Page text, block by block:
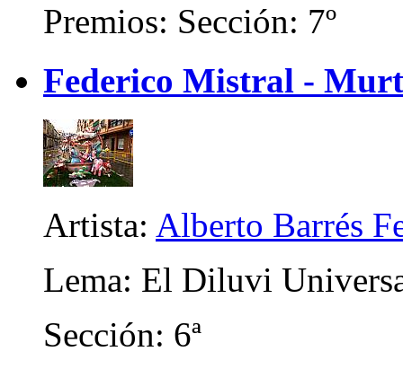
Premios: Sección: 7º
Federico Mistral -
Artista: Alberto Barrés
Lema: El Diluvi
Sección: 6ª